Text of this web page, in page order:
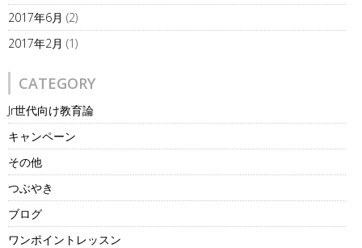
2017年6月 (2)
2017年2月 (1)
CATEGORY
Jr世代向け教育論
キャンペーン
その他
つぶやき
ブログ
ワンポイントレッスン